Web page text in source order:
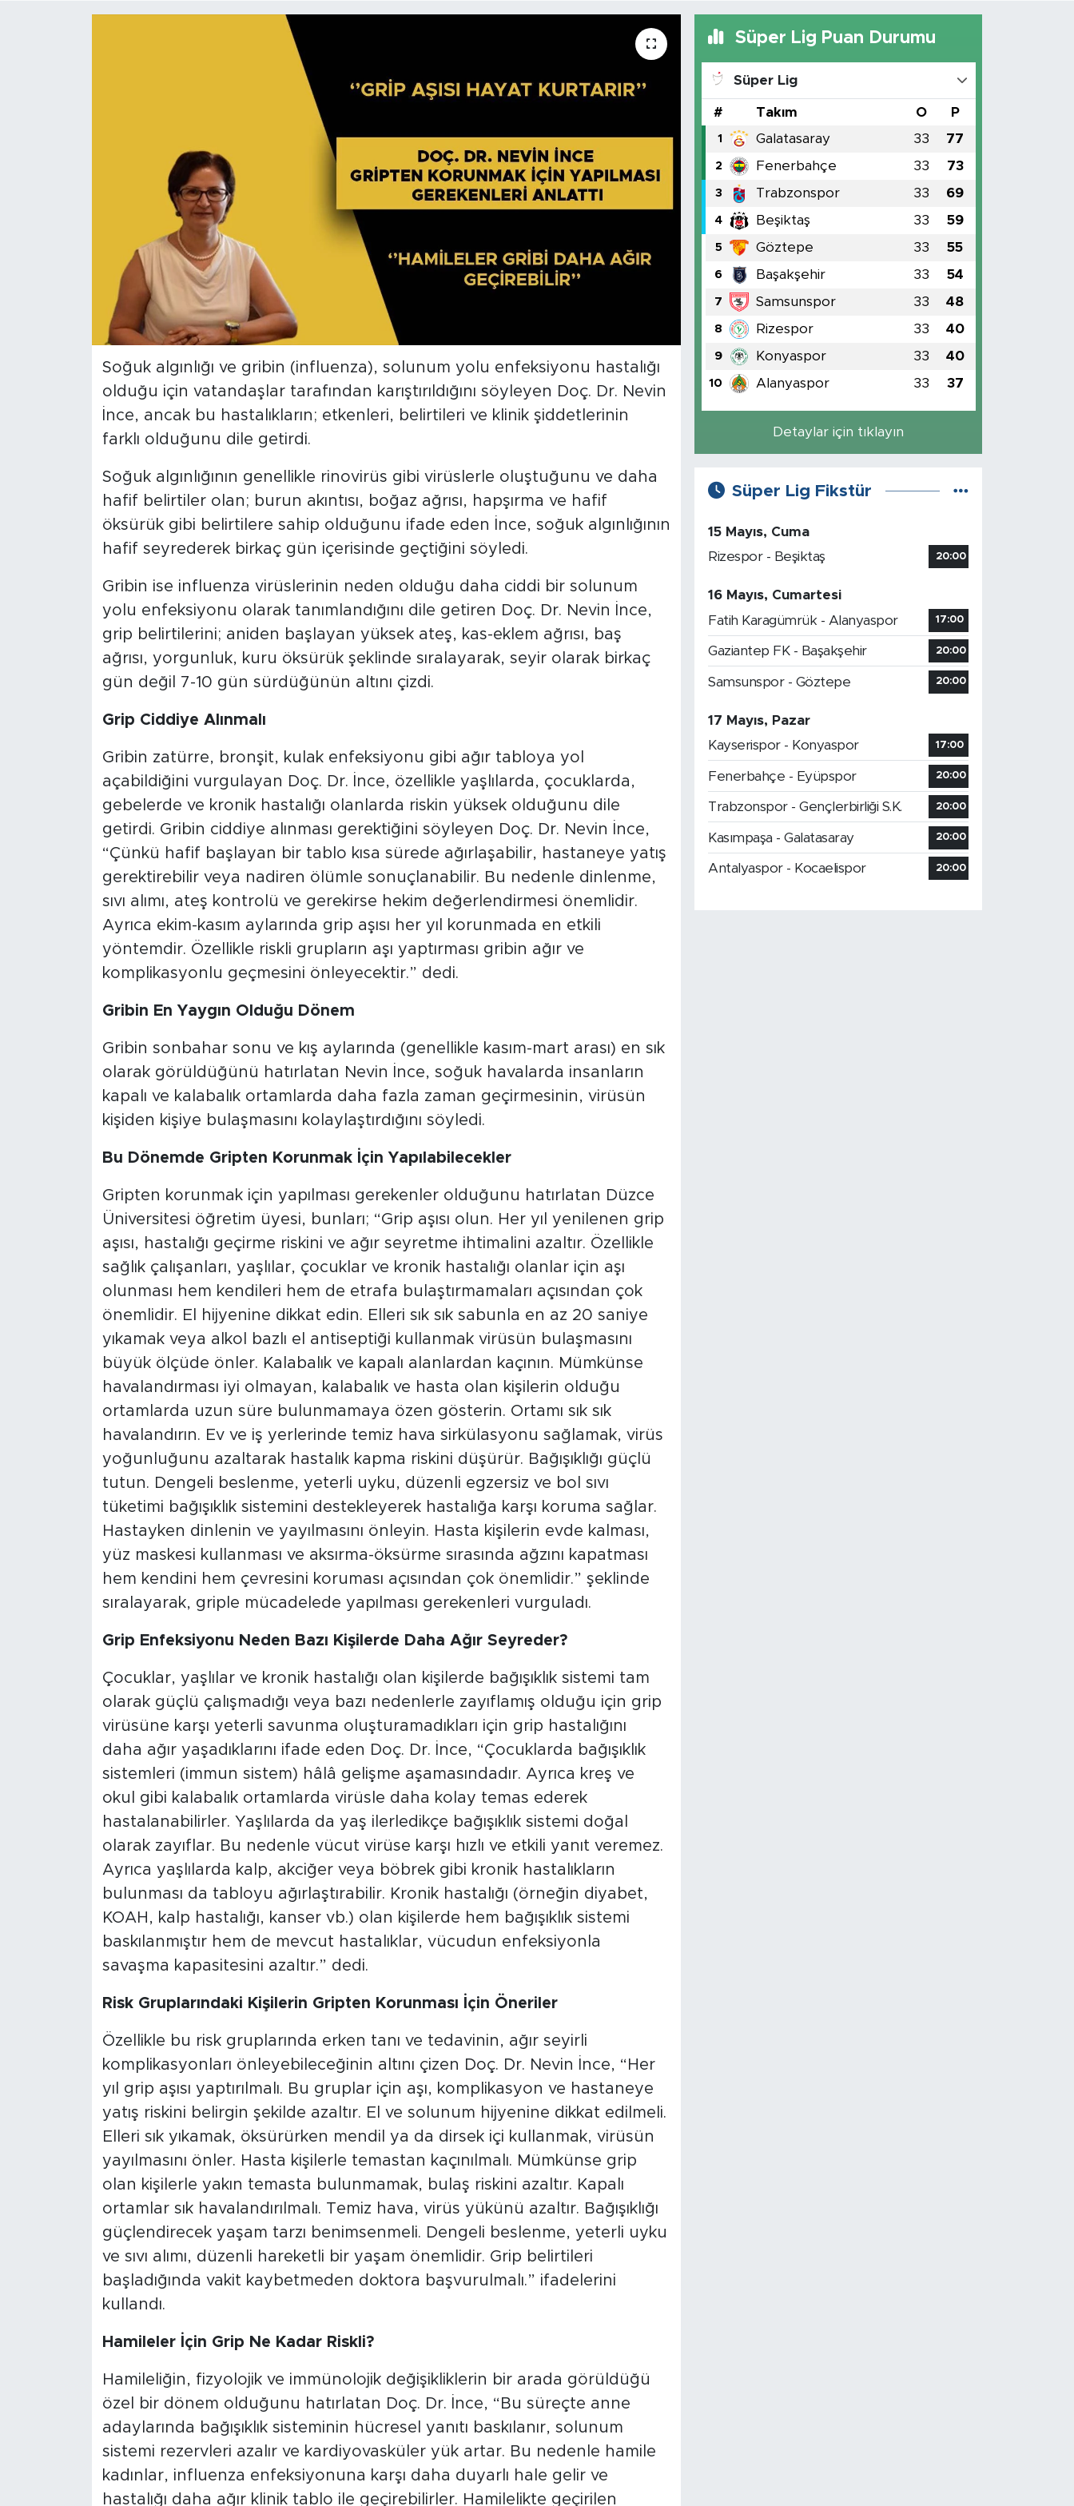
Soğuk algınlığı ve gribin (influenza), solunum yolu enfeksiyonu hastalığı
olduğu için vatandaşlar tarafından karıştırıldığını söyleyen Doç. Dr. Nevin
İnce, ancak bu hastalıkların; etkenleri, belirtileri ve klinik şiddetlerinin
farklı olduğunu dile getirdi.
Soğuk algınlığının genellikle rinovirüs gibi virüslerle oluştuğunu ve daha
hafif belirtiler olan; burun akıntısı, boğaz ağrısı, hapşırma ve hafif
öksürük gibi belirtilere sahip olduğunu ifade eden İnce, soğuk algınlığının
hafif seyrederek birkaç gün içerisinde geçtiğini söyledi.
Gribin ise influenza virüslerinin neden olduğu daha ciddi bir solunum
yolu enfeksiyonu olarak tanımlandığını dile getiren Doç. Dr. Nevin İnce,
grip belirtilerini; aniden başlayan yüksek ateş, kas-eklem ağrısı, baş
ağrısı, yorgunluk, kuru öksürük şeklinde sıralayarak, seyir olarak birkaç
gün değil 7-10 gün sürdüğünün altını çizdi.
Grip Ciddiye Alınmalı
Gribin zatürre, bronşit, kulak enfeksiyonu gibi ağır tabloya yol
açabildiğini vurgulayan Doç. Dr. İnce, özellikle yaşlılarda, çocuklarda,
gebelerde ve kronik hastalığı olanlarda riskin yüksek olduğunu dile
getirdi. Gribin ciddiye alınması gerektiğini söyleyen Doç. Dr. Nevin İnce,
“Çünkü hafif başlayan bir tablo kısa sürede ağırlaşabilir, hastaneye yatış
gerektirebilir veya nadiren ölümle sonuçlanabilir. Bu nedenle dinlenme,
sıvı alımı, ateş kontrolü ve gerekirse hekim değerlendirmesi önemlidir.
Ayrıca ekim-kasım aylarında grip aşısı her yıl korunmada en etkili
yöntemdir. Özellikle riskli grupların aşı yaptırması gribin ağır ve
komplikasyonlu geçmesini önleyecektir.” dedi.
Gribin En Yaygın Olduğu Dönem
Gribin sonbahar sonu ve kış aylarında (genellikle kasım-mart arası) en sık
olarak görüldüğünü hatırlatan Nevin İnce, soğuk havalarda insanların
kapalı ve kalabalık ortamlarda daha fazla zaman geçirmesinin, virüsün
kişiden kişiye bulaşmasını kolaylaştırdığını söyledi.
Bu Dönemde Gripten Korunmak İçin Yapılabilecekler
Gripten korunmak için yapılması gerekenler olduğunu hatırlatan Düzce
Üniversitesi öğretim üyesi, bunları; “Grip aşısı olun. Her yıl yenilenen grip
aşısı, hastalığı geçirme riskini ve ağır seyretme ihtimalini azaltır. Özellikle
sağlık çalışanları, yaşlılar, çocuklar ve kronik hastalığı olanlar için aşı
olunması hem kendileri hem de etrafa bulaştırmamaları açısından çok
önemlidir. El hijyenine dikkat edin. Elleri sık sık sabunla en az 20 saniye
yıkamak veya alkol bazlı el antiseptiği kullanmak virüsün bulaşmasını
büyük ölçüde önler. Kalabalık ve kapalı alanlardan kaçının. Mümkünse
havalandırması iyi olmayan, kalabalık ve hasta olan kişilerin olduğu
ortamlarda uzun süre bulunmamaya özen gösterin. Ortamı sık sık
havalandırın. Ev ve iş yerlerinde temiz hava sirkülasyonu sağlamak, virüs
yoğunluğunu azaltarak hastalık kapma riskini düşürür. Bağışıklığı güçlü
tutun. Dengeli beslenme, yeterli uyku, düzenli egzersiz ve bol sıvı
tüketimi bağışıklık sistemini destekleyerek hastalığa karşı koruma sağlar.
Hastayken dinlenin ve yayılmasını önleyin. Hasta kişilerin evde kalması,
yüz maskesi kullanması ve aksırma-öksürme sırasında ağzını kapatması
hem kendini hem çevresini koruması açısından çok önemlidir.” şeklinde
sıralayarak, griple mücadelede yapılması gerekenleri vurguladı.
Grip Enfeksiyonu Neden Bazı Kişilerde Daha Ağır Seyreder?
Çocuklar, yaşlılar ve kronik hastalığı olan kişilerde bağışıklık sistemi tam
olarak güçlü çalışmadığı veya bazı nedenlerle zayıflamış olduğu için grip
virüsüne karşı yeterli savunma oluşturamadıkları için grip hastalığını
daha ağır yaşadıklarını ifade eden Doç. Dr. İnce, “Çocuklarda bağışıklık
sistemleri (immun sistem) hâlâ gelişme aşamasındadır. Ayrıca kreş ve
okul gibi kalabalık ortamlarda virüsle daha kolay temas ederek
hastalanabilirler. Yaşlılarda da yaş ilerledikçe bağışıklık sistemi doğal
olarak zayıflar. Bu nedenle vücut virüse karşı hızlı ve etkili yanıt veremez.
Ayrıca yaşlılarda kalp, akciğer veya böbrek gibi kronik hastalıkların
bulunması da tabloyu ağırlaştırabilir. Kronik hastalığı (örneğin diyabet,
KOAH, kalp hastalığı, kanser vb.) olan kişilerde hem bağışıklık sistemi
baskılanmıştır hem de mevcut hastalıklar, vücudun enfeksiyonla
savaşma kapasitesini azaltır.” dedi.
Risk Gruplarındaki Kişilerin Gripten Korunması İçin Öneriler
Özellikle bu risk gruplarında erken tanı ve tedavinin, ağır seyirli
komplikasyonları önleyebileceğinin altını çizen Doç. Dr. Nevin İnce, “Her
yıl grip aşısı yaptırılmalı. Bu gruplar için aşı, komplikasyon ve hastaneye
yatış riskini belirgin şekilde azaltır. El ve solunum hijyenine dikkat edilmeli.
Elleri sık yıkamak, öksürürken mendil ya da dirsek içi kullanmak, virüsün
yayılmasını önler. Hasta kişilerle temastan kaçınılmalı. Mümkünse grip
olan kişilerle yakın temasta bulunmamak, bulaş riskini azaltır. Kapalı
ortamlar sık havalandırılmalı. Temiz hava, virüs yükünü azaltır. Bağışıklığı
güçlendirecek yaşam tarzı benimsenmeli. Dengeli beslenme, yeterli uyku
ve sıvı alımı, düzenli hareketli bir yaşam önemlidir. Grip belirtileri
başladığında vakit kaybetmeden doktora başvurulmalı.” ifadelerini
kullandı.
Hamileler İçin Grip Ne Kadar Riskli?
Hamileliğin, fizyolojik ve immünolojik değişikliklerin bir arada görüldüğü
özel bir dönem olduğunu hatırlatan Doç. Dr. İnce, “Bu süreçte anne
adaylarında bağışıklık sisteminin hücresel yanıtı baskılanır, solunum
sistemi rezervleri azalır ve kardiyovasküler yük artar. Bu nedenle hamile
kadınlar, influenza enfeksiyonuna karşı daha duyarlı hale gelir ve
hastalığı daha ağır klinik tablo ile geçirebilirler. Hamilelikte geçirilen
Süper Lig Puan Durumu
Süper Lig
# Takım O P
1 Galatasaray 33 77
2 Fenerbahçe 33 73
3 Trabzonspor 33 69
4 Beşiktaş 33 59
5 Göztepe 33 55
6 Başakşehir 33 54
7 Samsunspor 33 48
8 Rizespor 33 40
9 Konyaspor 33 40
10 Alanyaspor 33 37
Detaylar için tıklayın
Süper Lig Fikstür
15 Mayıs, Cuma
Rizespor - Beşiktaş
20:00
16 Mayıs, Cumartesi
Fatih Karagümrük - Alanyaspor
17:00
Gaziantep FK - Başakşehir 20:00
Samsunspor - Göztepe 20:00
17 Mayıs, Pazar
Kayserispor - Konyaspor
17:00
Fenerbahçe - Eyüpspor 20:00
Trabzonspor - Gençlerbirliği S.K. 20:00
Kasımpaşa - Galatasaray 20:00
Antalyaspor - Kocaelispor 20:00